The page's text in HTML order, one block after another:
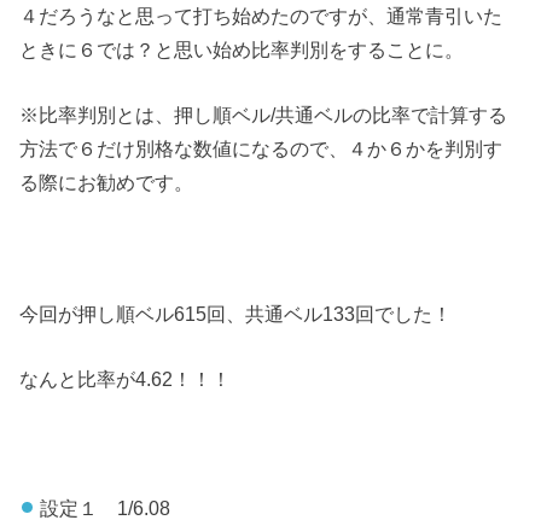
４だろうなと思って打ち始めたのですが、通常青引いた
ときに６では？と思い始め比率判別をすることに。
※比率判別とは、押し順ベル/共通ベルの比率で計算する
方法で６だけ別格な数値になるので、４か６かを判別す
る際にお勧めです。
今回が押し順ベル615回、共通ベル133回でした！
なんと比率が4.62！！！
設定１ 1/6.08